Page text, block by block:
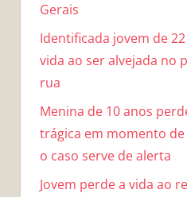
Gerais
Identificada jovem de
vida ao ser alvejada no
rua
Menina de 10 anos
trágica em momento de
o caso serve de alerta
Jovem perde a vida ao